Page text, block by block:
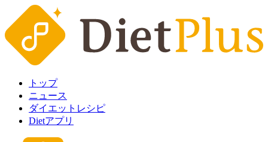
トップ
ニュース
ダイエットレシピ
Dietアプリ